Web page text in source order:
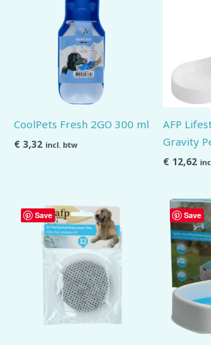
CoolPets Fresh 2GO 300 ml
€ 3,32 incl. btw
AFP
Gravity
€ 12,62
Save Save